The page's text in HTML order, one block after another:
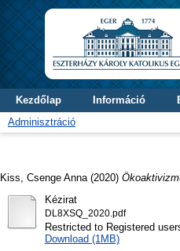
Kezdőlap Információ
Adminisztráció
Kiss, Csenge Anna (2020)
Kézirat
DL8XSQ_2020.pdf
Restricted to Registered
Download (1MB)